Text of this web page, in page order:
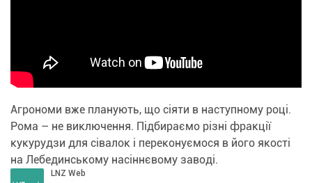
Агрономи вже планують, що сіяти в наступному році.
Рома – не виключення. Підбираємо різні фракції
кукурудзи для сівалок і переконуємося в його якості
на Лебединському насіннєвому заводі.